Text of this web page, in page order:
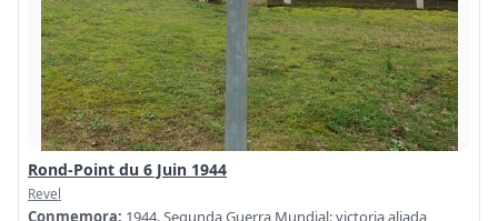
Rond-Point du 6 Juin 1944
Revel
Conmemora: 1944. Segunda Guerra Mundial: victoria aliada